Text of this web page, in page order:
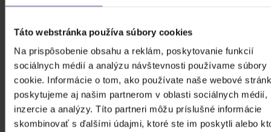
Táto webstránka používa súbory cookies
Na prispôsobenie obsahu a reklám, poskytovanie funkcií
sociálnych médií a analýzu návštevnosti používame súbory
cookie. Informácie o tom, ako používate naše webové
poskytujeme aj našim partnerom v oblasti sociálnych médií,
inzercie a analýzy. Títo partneri môžu príslušné informácie
skombinovať s ďalšími údajmi, ktoré ste im poskytli alebo